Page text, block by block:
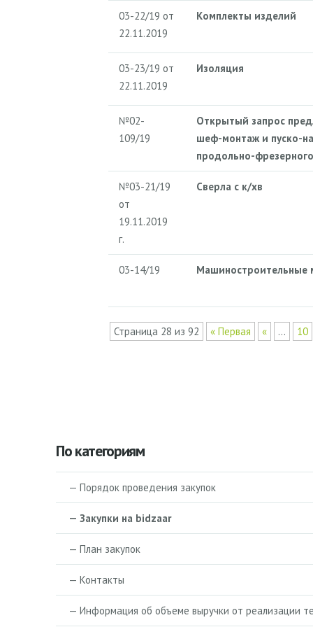
03-22/19 от
22.11.2019
Комплекты изделий
03-23/19 от
22.11.2019
Изоляция
№02-
109/19
Открытый запрос
шеф-монтаж и пуско-
продольно-
№03-21/19
от
19.11.2019
г.
Сверла с к/хв
03-14/19 Машиностроительные
Страница 28 из 92 « Первая « ... 10
По категориям
— Порядок проведения закупок
— Закупки на bidzaar
— План закупок
— Контакты
— Информация об объеме выручки от реализации